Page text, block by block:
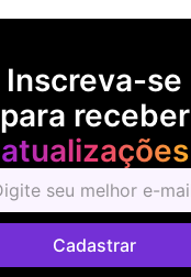
Inscreva-se
para receber
atualizações
Cadastrar